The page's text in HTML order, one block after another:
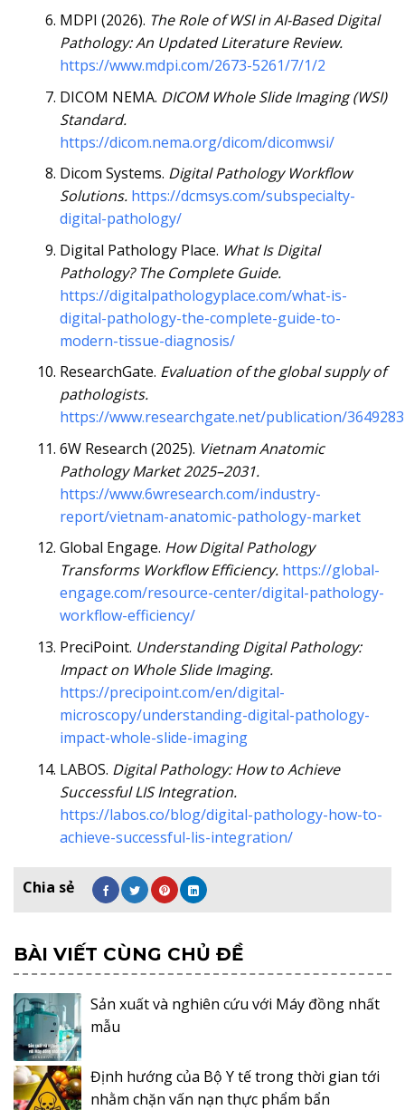
MDPI (2026). The Role of WSI in AI-Based Digital
Pathology: An Updated Literature Review.
https://www.mdpi.com/2673-5261/7/1/2
DICOM NEMA. DICOM Whole Slide Imaging (WSI)
Standard.
https://dicom.nema.org/dicom/dicomwsi/
Dicom Systems. Digital Pathology Workflow
Solutions. https://dcmsys.com/subspecialty-
digital-pathology/
Digital Pathology Place. What Is Digital
Pathology? The Complete Guide.
https://digitalpathologyplace.com/what-is-
digital-pathology-the-complete-guide-to-
modern-tissue-diagnosis/
ResearchGate. Evaluation of the global supply of
pathologists.
https://www.researchgate.net/publication/
6W Research (2025). Vietnam Anatomic
Pathology Market 2025–2031.
https://www.6wresearch.com/industry-
report/vietnam-anatomic-pathology-market
Global Engage. How Digital Pathology
Transforms Workflow Efficiency. https://global-
engage.com/resource-center/digital-pathology-
workflow-efficiency/
PreciPoint. Understanding Digital Pathology:
Impact on Whole Slide Imaging.
https://precipoint.com/en/digital-
microscopy/understanding-digital-pathology-
impact-whole-slide-imaging
LABOS. Digital Pathology: How to Achieve
Successful LIS Integration.
https://labos.co/blog/digital-pathology-how-to-
achieve-successful-lis-integration/
BÀI VIẾT CÙNG CHỦ ĐỀ
Sản xuất và nghiên cứu với Máy đồng nhất
mẫu
Định hướng của Bộ Y tế trong thời gian tới
nhằm chặn vấn nạn thực phẩm bẩn